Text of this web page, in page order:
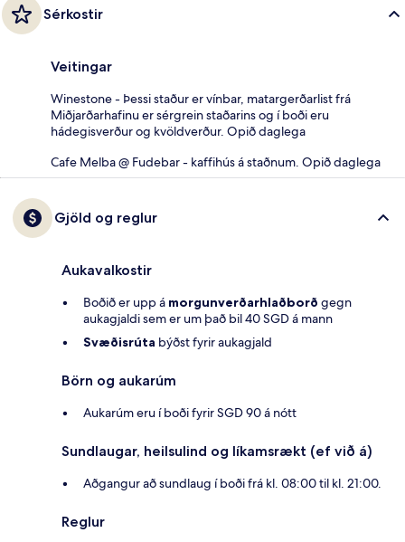
Sérkostir
Veitingar
Winestone - Þessi staður er vínbar, matargerðarlist frá
Miðjarðarhafinu er sérgrein staðarins og í boði eru
hádegisverður og kvöldverður. Opið daglega
Cafe Melba @ Fudebar - kaffihús á staðnum. Opið daglega
Gjöld og reglur
Aukavalkostir
Boðið er upp á morgunverðarhlaðborð gegn
aukagjaldi sem er um það bil 40 SGD á mann
Svæðisrúta býðst fyrir aukagjald
Börn og aukarúm
Aukarúm eru í boði fyrir SGD 90 á nótt
Sundlaugar, heilsulind og líkamsrækt (ef við á)
Aðgangur að sundlaug í boði frá kl. 08:00 til kl. 21:00.
Reglur